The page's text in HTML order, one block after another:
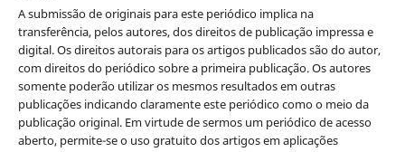
A submissão de originais para este periódico implica na
transferência, pelos autores, dos direitos de publicação impressa e
digital. Os direitos autorais para os artigos publicados são do autor,
com direitos do periódico sobre a primeira publicação. Os autores
somente poderão utilizar os mesmos resultados em outras
publicações indicando claramente este periódico como o meio da
publicação original. Em virtude de sermos um periódico de acesso
aberto, permite-se o uso gratuito dos artigos em aplicações